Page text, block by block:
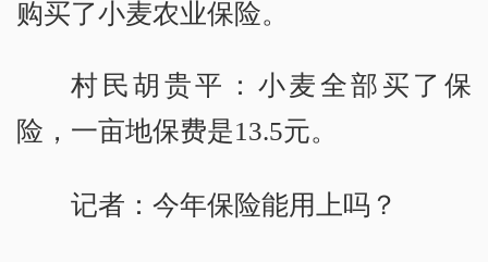
购买了小麦农业保险。
村民胡贵平：小麦全部买了保
险，一亩地保费是13.5元。
记者：今年保险能用上吗？